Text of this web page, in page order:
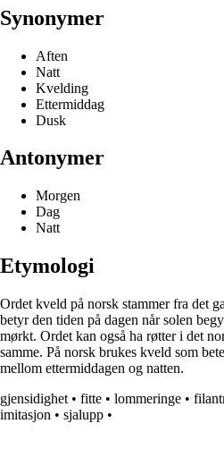
Synonymer
Aften
Natt
Kvelding
Ettermiddag
Dusk
Antonymer
Morgen
Dag
Natt
Etymologi
Ordet kveld på norsk stammer fra det
betyr den tiden på dagen når solen
mørkt. Ordet kan også ha røtter i det
samme. På norsk brukes kveld som
mellom ettermiddagen og natten.
gjensidighet • fitte • lommeringe •
imitasjon • sjalupp •